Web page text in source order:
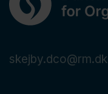
skejby.dco@rm.dk